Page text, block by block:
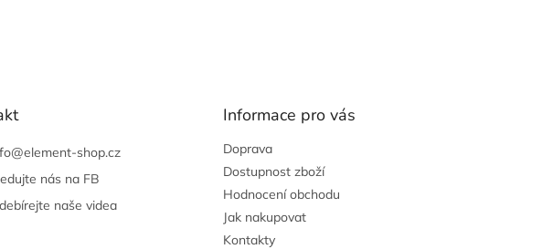
@element-shop.cz
nás na FB
naše videa
Informace pro vás
Doprava
Dostupnost zboží
Hodnocení obchodu
Jak nakupovat
Kontakty